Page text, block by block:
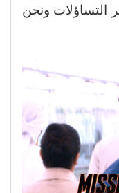
التساؤلات ونحن